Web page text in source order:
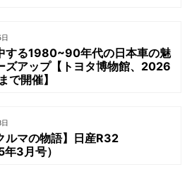
する1980~90年代の日本車の魅
ズアップ【トヨタ博物館、2026
で開催】
ルマの物語】日産R32
3月号）